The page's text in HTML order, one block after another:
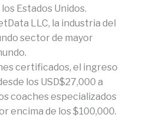
Estados Unidos.
LLC, la industria del
sector de mayor
certificados, el ingreso
los USD$27,000 a
coaches especializados
encima de los $100,000.